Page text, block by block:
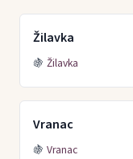
Žilavka
🍇 Žilavka
Vranac
🍇 Vranac